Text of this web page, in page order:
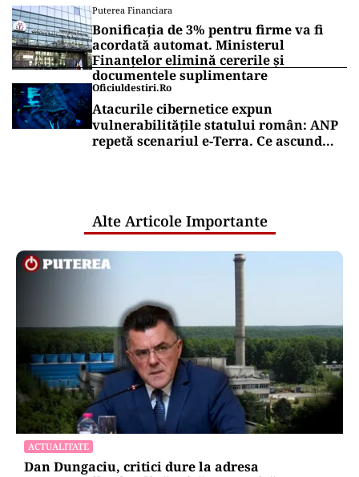
Puterea Financiara
Bonificația de 3% pentru firme va fi
acordată automat. Ministerul
Finanțelor elimină cererile și
documentele suplimentare
Oficiuldestiri.ro
Atacurile cibernetice expun
vulnerabilitățile statului român: ANP
repetă scenariul e‑Terra. Ce ascund
Alte Articole Importante
ACTUALITATE
Dan Dungaciu, critici dure la adresa